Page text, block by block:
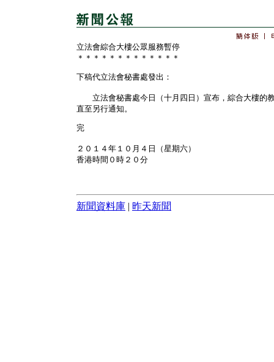
立法會綜合大樓公眾服務暫停
＊＊＊＊＊＊＊＊＊＊＊＊＊
下稿代立法會秘書處發出：
立法會秘書處今日（十月四日）宣布，綜合大樓的
直至另行通知。
完
２０１４年１０月４日（星期六）
香港時間０時２０分
新聞資料庫 | 昨天新聞